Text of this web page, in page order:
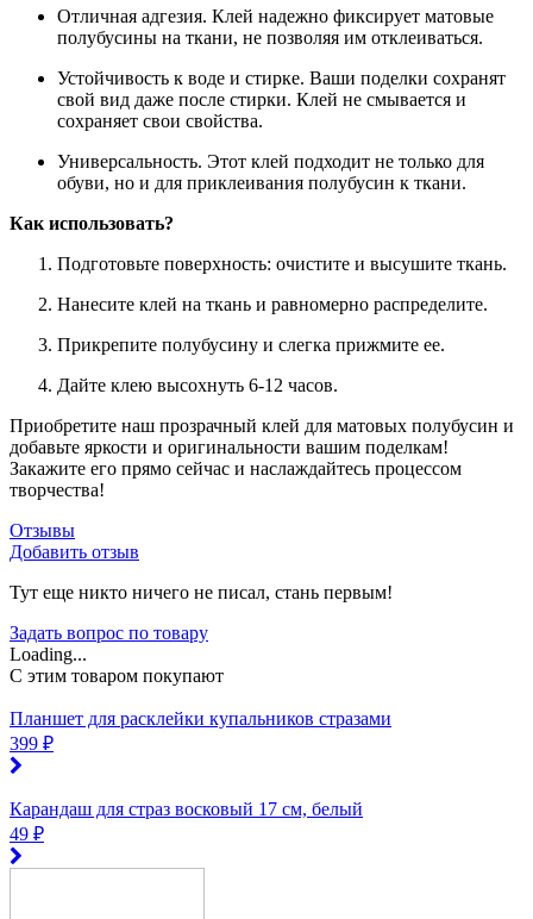
Отличная адгезия. Клей надежно фиксирует матовые
полубусины на ткани, не позволяя им отклеиваться.
Устойчивость к воде и стирке. Ваши поделки сохранят
свой вид даже после стирки. Клей не смывается и
сохраняет свои свойства.
Универсальность. Этот клей подходит не только для
обуви, но и для приклеивания полубусин к ткани.
Как использовать?
Подготовьте поверхность: очистите и высушите ткань.
Нанесите клей на ткань и равномерно распределите.
Прикрепите полубусину и слегка прижмите ее.
Дайте клею высохнуть 6-12 часов.
Приобретите наш прозрачный клей для матовых полубусин и
добавьте яркости и оригинальности вашим поделкам!
Закажите его прямо сейчас и наслаждайтесь процессом
творчества!
Отзывы
Добавить отзыв
Тут еще никто ничего не писал, стань первым!
Задать вопрос по товару
Loading...
C этим товаром покупают
Планшет для расклейки купальников стразами
399 ₽
Карандаш для страз восковый 17 см, белый
49 ₽